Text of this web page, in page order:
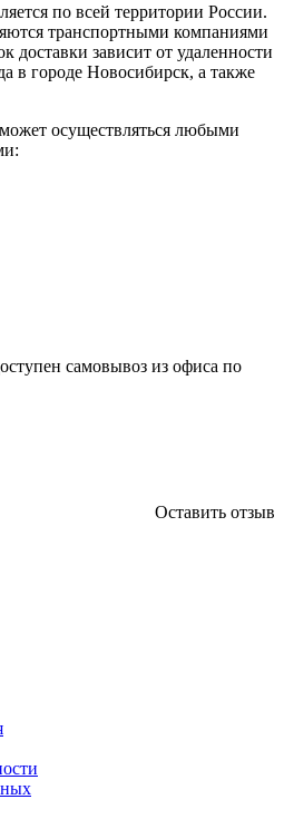
по всей территории России.
транспортными компаниями
зависит от удаленности
в городе Новосибирск, а также
осуществляться любыми
самовывоз из офиса по
Оставить отзыв